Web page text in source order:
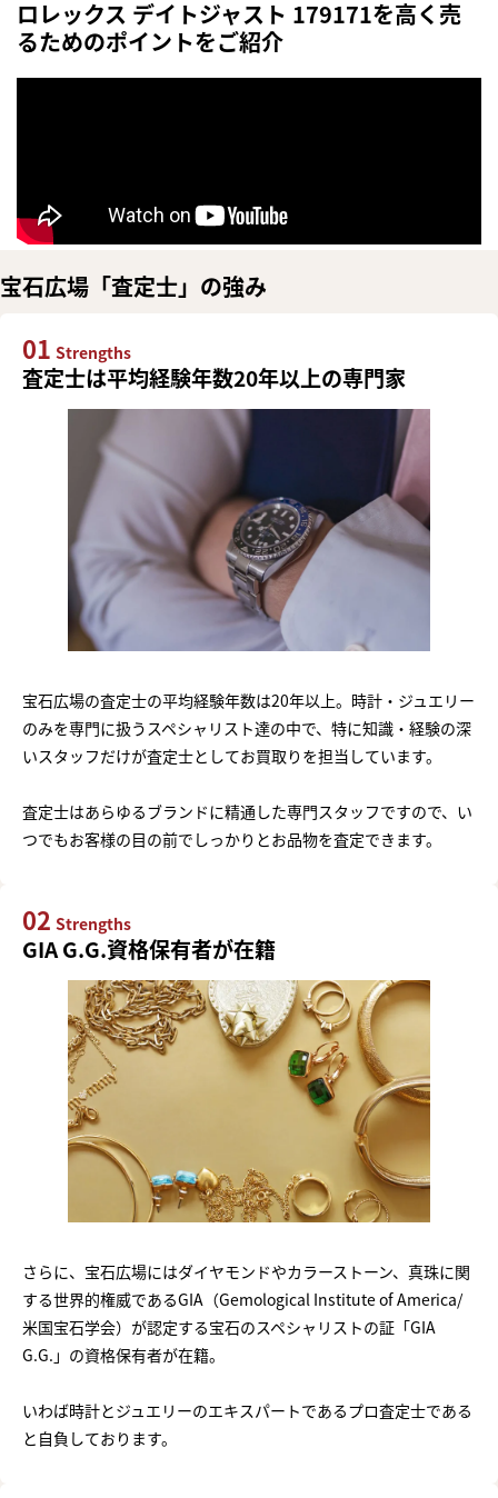
ロレックス デイトジャスト 179171を高く売
るためのポイントをご紹介
宝石広場「査定士」の強み
01 Strengths
査定士は平均経験年数20年以上の専門家
宝石広場の査定士の平均経験年数は20年以上。時計・ジュエリー
のみを専門に扱うスペシャリスト達の中で、特に知識・経験の深
いスタッフだけが査定士としてお買取りを担当しています。
査定士はあらゆるブランドに精通した専門スタッフですので、い
つでもお客様の目の前でしっかりとお品物を査定できます。
02 Strengths
GIA G.G.資格保有者が在籍
さらに、宝石広場にはダイヤモンドやカラーストーン、真珠に関
する世界的権威であるGIA（Gemological Institute of America/
米国宝石学会）が認定する宝石のスペシャリストの証「GIA
G.G.」の資格保有者が在籍。
いわば時計とジュエリーのエキスパートであるプロ査定士である
と自負しております。